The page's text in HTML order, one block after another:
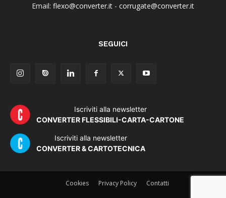
Email: flexo@converter.it - corrugate@converter.it
SEGUICI
Iscriviti alla newsletter
CONVERTER FLESSIBILI-CARTA-CARTONE
Iscriviti alla newsletter
CONVERTER & CARTOTECNICA
Cookies Privacy Policy Contatti